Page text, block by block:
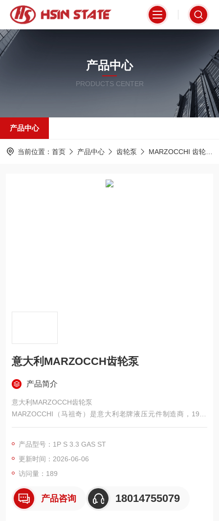
产品中心
PRODUCTS CENTER
产品中心
当前位置： 首页 产品中心 齿轮泵 MARZOCCHI 齿轮泵
意大利MARZOCCH齿轮泵
产品简介
意大利MARZOCCH齿轮泵
MARZOCCHI（马祖奇）是意大利老牌液压元件制造商，1949
年成立于摩德纳，专注外啮合齿轮泵 / 马达，以高压、低噪、高
品牌。
产品型号：1P S 3.3 GAS ST
更新时间：2026-06-06
访问量：189
产品咨询 18014755079